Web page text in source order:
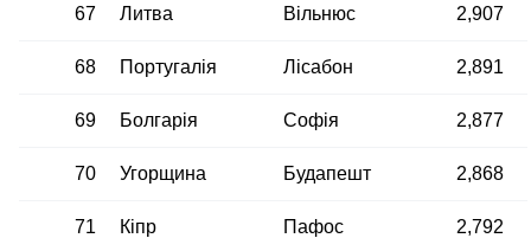
67 Литва Вільнюс 2,907
68 Португалія Лісабон 2,891
69 Болгарія Софія 2,877
70 Угорщина Будапешт 2,868
71 Кіпр Пафос 2,792